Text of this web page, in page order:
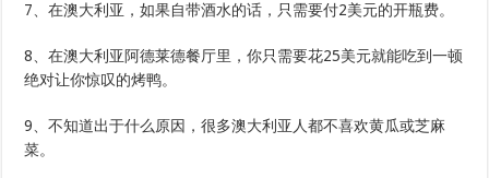
7、在澳大利亚，如果自带酒水的话，只需要付2美元的开瓶费。
8、在澳大利亚阿德莱德餐厅里，你只需要花25美元就能吃到一顿
绝对让你惊叹的烤鸭。
9、不知道出于什么原因，很多澳大利亚人都不喜欢黄瓜或芝麻
菜。